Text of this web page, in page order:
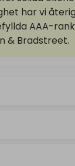
har vi
AAA-
& Bradstreet.